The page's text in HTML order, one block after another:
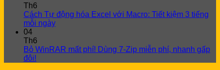
Th6
Cách Tự động hóa Excel với Macro: Tiết kiệm 3 tiếng
mỗi ngày
04
Th6
Bỏ WinRAR mất phí! Dùng 7-Zip miễn phí, nhanh gấp
đôi!